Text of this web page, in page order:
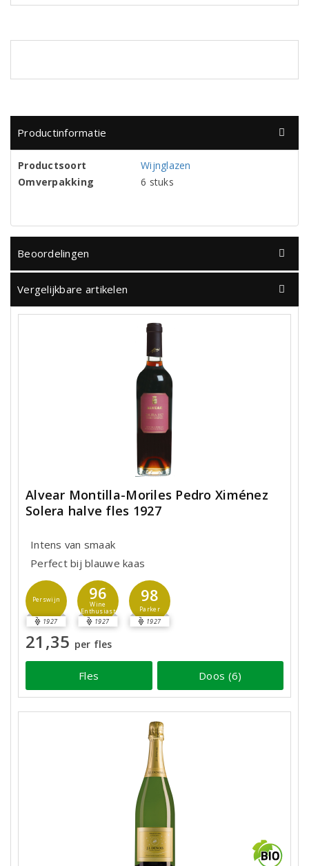
Productinformatie
Productsoort
Wijnglazen
Omverpakking
6 stuks
Beoordelingen
Vergelijkbare artikelen
Alvear Montilla-Moriles Pedro Ximénez
Solera halve fles 1927
Intens van smaak
Perfect bij blauwe kaas
Perswijn
1927
96
Wine
Enthusiast
1927
98
Parker
1927
21,35 per fles
Fles Doos (6)